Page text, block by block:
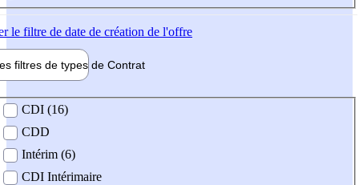
le filtre de date de création de l'offre
filtres de types de Contrat
contrat
CDI (16)
CDD
Intérim (6)
CDI Intérimaire